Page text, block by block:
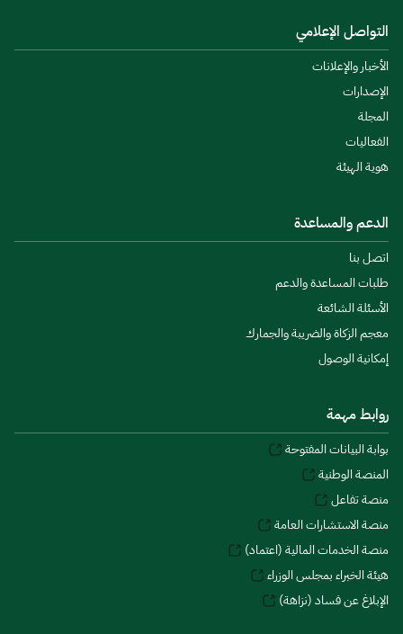
التواصل الإعلامي
الأخبار والإعلانات
الإصدارات
المجلة
الفعاليات
هوية الهيئة
الدعم والمساعدة
اتصل بنا
طلبات المساعدة والدعم
الأسئلة الشائعة
معجم الزكاة والضريبة والجمارك
إمكانية الوصول
روابط مهمة
بوابة البيانات المفتوحة
المنصة الوطنية
منصة تفاعل
منصة الاستشارات العامة
منصة الخدمات المالية (اعتماد)
هيئة الخبراء بمجلس الوزراء
الإبلاغ عن فساد (نزاهة)